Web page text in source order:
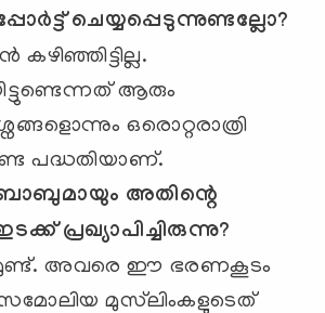
ചെയ്യപ്പെടുന്നുണ്ടല്ലോ?
ആരും
ഒരൊറ്റരാത്രി
പദ്ധതിയാണ്.
അതിന്റെ
പ്രഖ്യാപിച്ചിരുന്നു?
അവരെ ഈ ഭരണകൂടം
സമോലിയ മുസ്‌ലിംകളുടെത്